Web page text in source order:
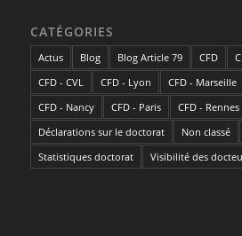
CATÉGORIES
Actus Blog Blog Article 79 CFD
CFD - CVL
CFD - Lyon CFD - Marseille
CFD - Nancy
CFD - Paris CFD - Rennes
Déclarations sur le doctorat
Non classé
Statistiques doctorat
Visibilité des